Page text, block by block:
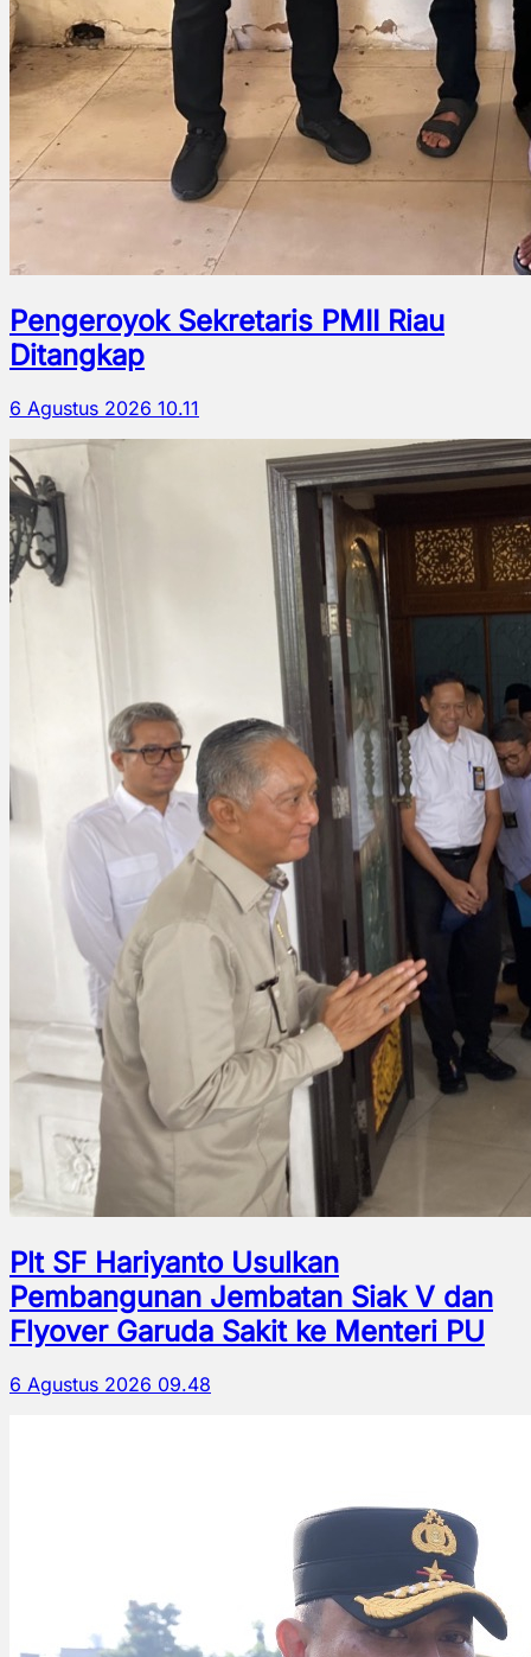
Pengeroyok Sekretaris PMII Riau
Ditangkap
6 Agustus 2026 10.11
Plt SF Hariyanto Usulkan
Pembangunan Jembatan Siak V dan
Flyover Garuda Sakit ke Menteri PU
6 Agustus 2026 09.48